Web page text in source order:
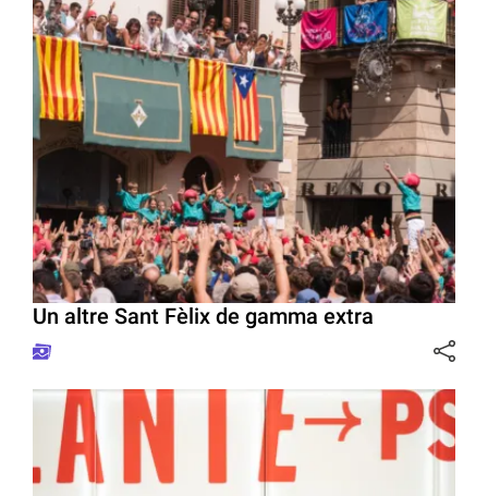
Un altre Sant Fèlix de gamma extra